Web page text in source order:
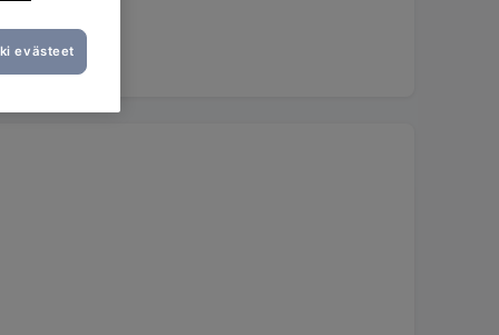
evästeet